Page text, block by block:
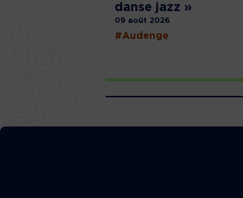
danse jazz »
09 août 2026
#Audenge